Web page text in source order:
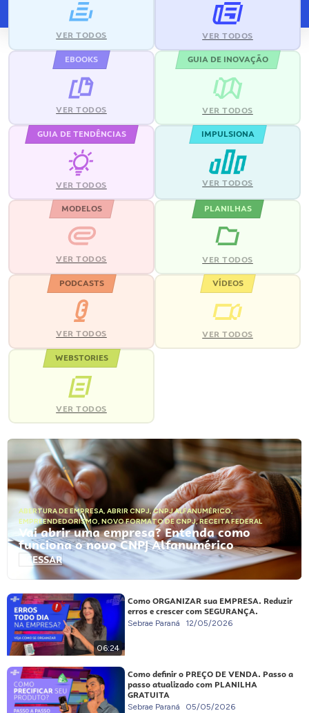
VER TODOS VER TODOS
EBOOKS
VER TODOS
GUIA DE INOVAÇÃO
VER TODOS
GUIA DE TENDÊNCIAS
VER TODOS
IMPULSIONA
VER TODOS
MODELOS
VER TODOS
PLANILHAS
VER TODOS
PODCASTS
VER TODOS
VÍDEOS
VER TODOS
WEBSTORIES
VER TODOS
ABERTURA DE EMPRESA, ABRIR CNPJ,CNPJ ALFANUMÉRICO,
EMPREENDEDORISMO, NOVO FORMATO DE CNPJ,RECEITA FEDERAL
Vai abrir uma empresa? Entenda como
funciona o novo CNPJ Alfanumérico
ACESSAR
06:24
Como ORGANIZAR sua EMPRESA. Reduzir
erros e crescer com SEGURANÇA.
Sebrae Paraná 12/05/2026
Como definir o PREÇO DE VENDA. Passo a
passo atualizado com PLANILHA
GRATUITA
Sebrae Paraná 05/05/2026